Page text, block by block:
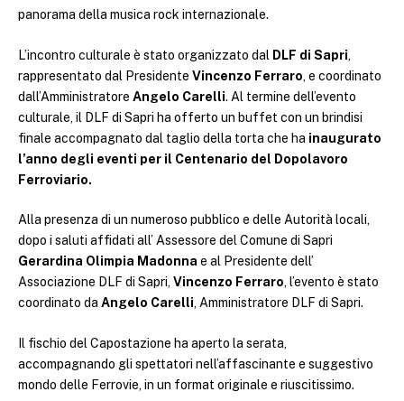
panorama della musica rock internazionale.
L’incontro culturale è stato organizzato dal DLF di Sapri,
rappresentato dal Presidente Vincenzo Ferraro, e coordinato
dall’Amministratore Angelo Carelli. Al termine dell’evento
culturale, il DLF di Sapri ha offerto un buffet con un brindisi
finale accompagnato dal taglio della torta che ha inaugurato
l’anno degli eventi per il Centenario del Dopolavoro
Ferroviario.
Alla presenza di un numeroso pubblico e delle Autorità locali,
dopo i saluti affidati all’ Assessore del Comune di Sapri
Gerardina Olimpia Madonna e al Presidente dell’
Associazione DLF di Sapri, Vincenzo Ferraro, l’evento è stato
coordinato da Angelo Carelli, Amministratore DLF di Sapri.
Il fischio del Capostazione ha aperto la serata,
accompagnando gli spettatori nell’affascinante e suggestivo
mondo delle Ferrovie, in un format originale e riuscitissimo.